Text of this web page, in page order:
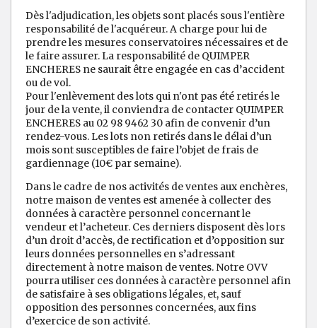
Dès l'adjudication, les objets sont placés sous l'entière
responsabilité de l'acquéreur. A charge pour lui de
prendre les mesures conservatoires nécessaires et de
le faire assurer. La responsabilité de QUIMPER
ENCHERES ne saurait être engagée en cas d’accident
ou de vol.
Pour l'enlèvement des lots qui n'ont pas été retirés le
jour de la vente, il conviendra de contacter QUIMPER
ENCHERES au 02 98 9462 30 afin de convenir d’un
rendez-vous. Les lots non retirés dans le délai d’un
mois sont susceptibles de faire l’objet de frais de
gardiennage (10€ par semaine).
Dans le cadre de nos activités de ventes aux enchères,
notre maison de ventes est amenée à collecter des
données à caractère personnel concernant le
vendeur et l’acheteur. Ces derniers disposent dès lors
d’un droit d’accès, de rectification et d’opposition sur
leurs données personnelles en s’adressant
directement à notre maison de ventes. Notre OVV
pourra utiliser ces données à caractère personnel afin
de satisfaire à ses obligations légales, et, sauf
opposition des personnes concernées, aux fins
d’exercice de son activité.